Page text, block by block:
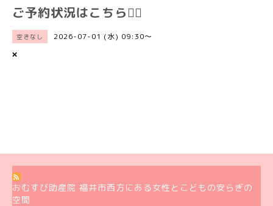
ご予約状況はこちら💁‍♀️
空きなし 2026-07-01 (水) 09:30～
×
おむすび助産院 福井市西方にある女性とこどもの安らぎの
空間